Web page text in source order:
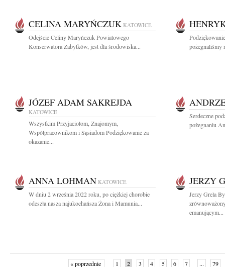
CELINA MARYŃCZUK KATOWICE
Odejście Celiny Maryńczuk Powiatowego
Konserwatora Zabytków, jest dla środowiska...
pożegnaliśmy
JÓZEF ADAM SAKREJDA
KATOWICE
Wszystkim Przyjaciołom, Znajomym,
Współpracownikom i Sąsiadom Podziękowanie za
okazanie...
Serdeczne
pożegnaniu
ANNA LOHMAN KATOWICE
W dniu 2 września 2022 roku, po ciężkiej chorobie
odeszła nasza najukochańsza Żona i Mamunia...
JERZY
Jerzy Grela
emanującym...
« poprzednie 1 2 3 4 5 6 7 ... 79